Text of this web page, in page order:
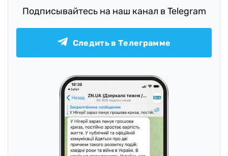
Подписывайтесь на наш канал в Telegram
Следить в Телеграмме